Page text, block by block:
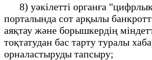
8) уәкілетті органға "
порталында сот арқылы
аяқтау және борышкердің
тоқтатудан бас тарту туралы
орналастыруды тапсыру;